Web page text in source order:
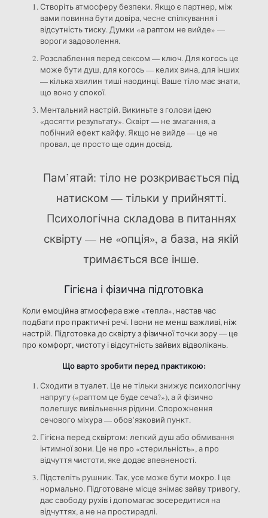
Створіть атмосферу безпеки. Якщо є партнер, між
вами повинна бути довіра, чесне спілкування і
відсутність тиску. Думки «а раптом не вийде» —
вороги задоволення.
Розслаблення перед сексом — ключ. Для когось це
може бути душ, для когось — келих вина, для інших
— кілька хвилин тиші наодинці. Ваше тіло має знати,
що воно у спокої.
Ментальний настрій. Викиньте з голови ідею
«досягти результату». Сквірт — не змагання, а
побічний ефект кайфу. Якщо не вийде — це не
провал, це просто ще один досвід.
Пам’ятай: тіло не розкривається під
натиском — тільки у прийнятті.
Психологічна складова в питаннях
сквірту — не «опція», а база, на якій
тримається все інше.
Гігієна і фізична підготовка
Коли емоційна атмосфера вже «тепла», настав час
подбати про практичні речі. І вони не менш важливі, ніж
настрій. Підготовка до сквірту з фізичної точки зору — це
про комфорт, чистоту і відсутність зайвих відволікань.
Що варто зробити перед практикою:
Сходити в туалет. Це не тільки знижує психологічну
напругу («раптом це буде сеча?»), а й фізично
полегшує вивільнення рідини. Спорожнення
сечового міхура — обов’язковий пункт.
Гігієна перед сквіртом: легкий душ або обмивання
інтимної зони. Це не про «стерильність», а про
відчуття чистоти, яке додає впевненості.
Підстеліть рушник. Так, усе може бути мокро. І це
нормально. Підготоване місце знімає зайву тривогу,
дає свободу рухів і допомагає зосередитися на
відчуттях, а не на простирадлі.